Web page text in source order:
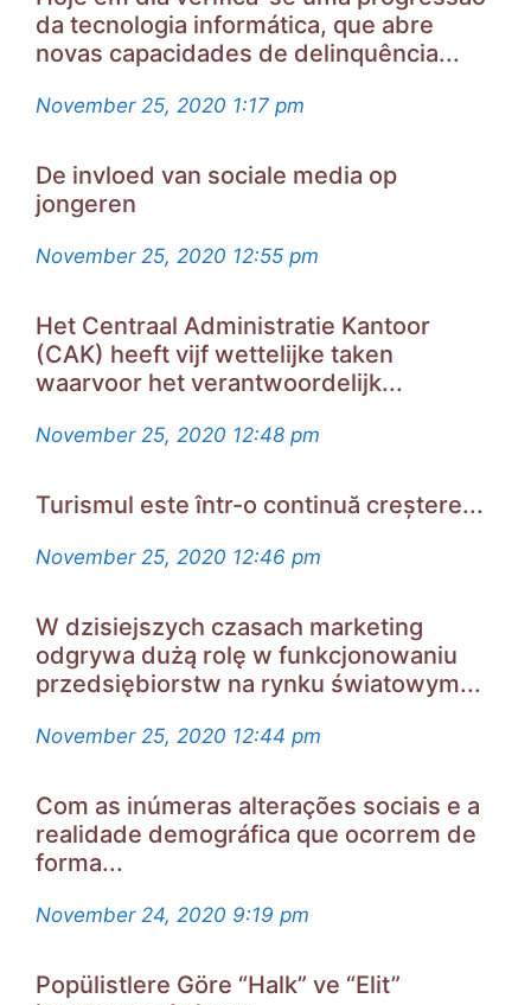
da tecnologia informática, que abre
novas capacidades de delinquência...
November 25, 2020 1:17 pm
De invloed van sociale media op
jongeren
November 25, 2020 12:55 pm
Het Centraal Administratie Kantoor
(CAK) heeft vijf wettelijke taken
waarvoor het verantwoordelijk...
November 25, 2020 12:48 pm
Turismul este într-o continuă creștere...
November 25, 2020 12:46 pm
W dzisiejszych czasach marketing
odgrywa dużą rolę w funkcjonowaniu
przedsiębiorstw na rynku światowym...
November 25, 2020 12:44 pm
Com as inúmeras alterações sociais e a
realidade demográfica que ocorrem de
forma...
November 24, 2020 9:19 pm
Popülistlere Göre “Halk” ve “Elit”